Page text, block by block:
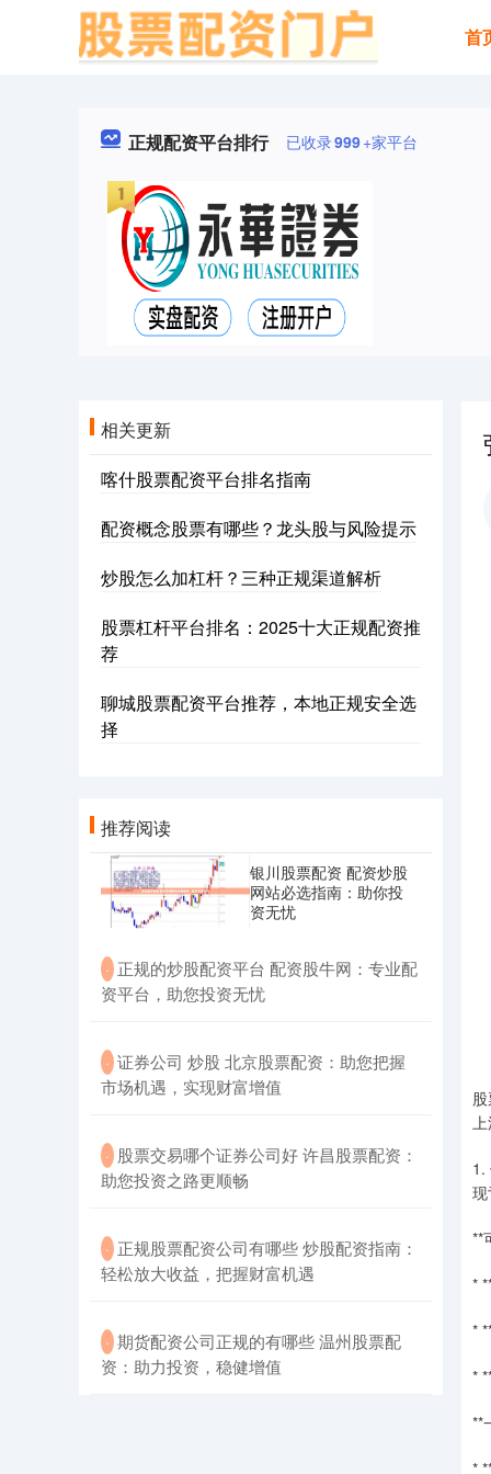
首
正规配资平台排行 已收录999+家平台
上
1.
现
**
*
*
*
**
*
相关更新
喀什股票配资平台排名指南
配资概念股票有哪些？龙头股与风险提示
炒股怎么加杠杆？三种正规渠道解析
股票杠杆平台排名：2025十大正规配资推
荐
聊城股票配资平台推荐，本地正规安全选
择
推荐阅读
银川股票配资 配资炒股
网站必选指南：助你投
资无忧
· ​正规的炒股配资平台 配资股牛网：专业配
资平台，助您投资无忧
· ​证券公司 炒股 北京股票配资：助您把握
市场机遇，实现财富增值
· ​股票交易哪个证券公司好 许昌股票配资：
助您投资之路更顺畅
· ​正规股票配资公司有哪些 炒股配资指南：
轻松放大收益，把握财富机遇
· ​期货配资公司正规的有哪些 温州股票配
资：助力投资，稳健增值